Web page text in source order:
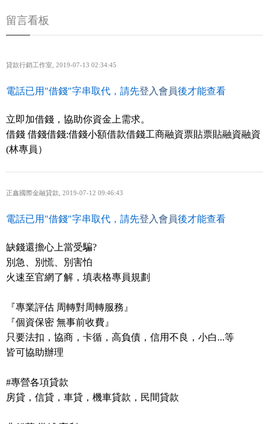
留言看板
貸款行銷工作室 2019-07-13 02:34:45
電話已用"借錢"字串取代，請先登入會員後才能查看
立即加借錢，協助你資金上需求。
借錢 借錢借錢:借錢小額借款借錢工商融資票貼票貼融資融資
(林專員）
正鑫國際金融貸款 2019-07-12 09:46:43
電話已用"借錢"字串取代，請先登入會員後才能查看
缺錢還擔心上當受騙?
別急、別慌、別害怕
火速至官網了解，填表格專員規劃
『專業評估 周轉對周轉服務』
『個資保密 無事前收費』
只要法扣，協商，卡循，高負債，信用不良，小白...等
皆可協助辦理
#專營各項貸款
房貸，信貸，車貸，機車貸款，民間貸款